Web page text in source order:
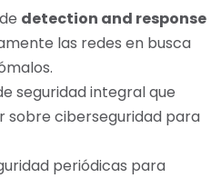
detection and response
las redes en busca
seguridad integral que
sobre ciberseguridad para
periódicas para